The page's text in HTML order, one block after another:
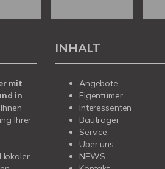
mit
in
Ihrer
lokaler
INHALT
Angebote
Eigentümer
Interessenten
Bauträger
Service
Über uns
NEWS